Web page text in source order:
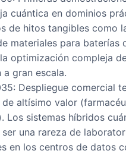
cuántica en dominios
de hitos tangibles como
materiales para baterías
optimización compleja
a gran escala.
Despliegue comercial
de altísimo valor
Los sistemas híbridos
una rareza de
en los centros de datos